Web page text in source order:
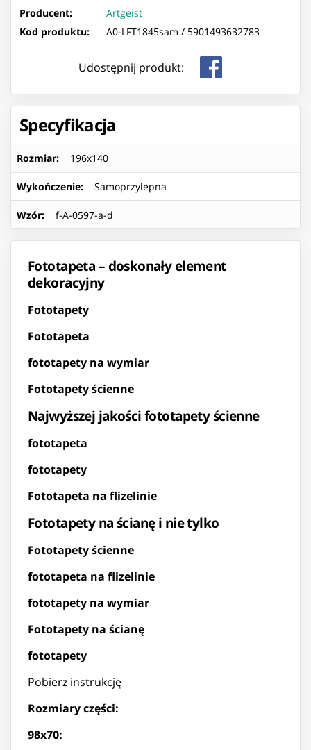
Producent:
Artgeist
Kod produktu:
A0-LFT1845sam / 5901493632783
Udostępnij produkt:
Specyfikacja
Rozmiar: 196x140
Wykończenie: Samoprzylepna
Wzór: f-A-0597-a-d
Fototapeta – doskonały element
dekoracyjny
Fototapety
Fototapeta
fototapety na wymiar
Fototapety ścienne
Najwyższej jakości fototapety ścienne
fototapeta
fototapety
Fototapeta na flizelinie
Fototapety na ścianę i nie tylko
Fototapety ścienne
fototapeta na flizelinie
fototapety na wymiar
Fototapety na ścianę
fototapety
Pobierz instrukcję
Rozmiary części:
98x70: